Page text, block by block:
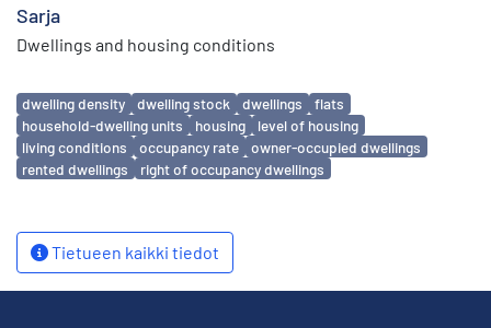
Sarja
Dwellings and housing conditions
Avainsanat
dwelling density dwelling stock dwellings
flats
household-dwelling units
housing
level of housing
living conditions
occupancy rate
owner-occupied dwellings
rented dwellings
right of occupancy dwellings
Tietueen kaikki tiedot